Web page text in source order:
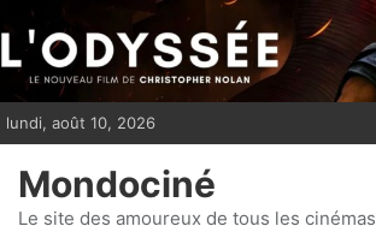
i
p
lundi, août 10, 2026
Mondociné
Le site des amoureux de tous les cinémas